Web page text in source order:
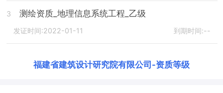
3 测绘资质_地理信息系统工程_乙级
发证时间:2022-01-11 到期时间:--
福建省建筑设计研究院有限公司 -资质等级